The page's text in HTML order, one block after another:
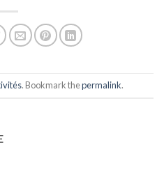
. Bookmark thepermalink.